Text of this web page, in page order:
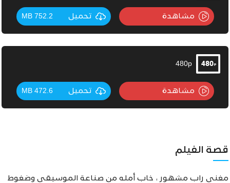
مشاهدة تحميل 752.2 MB
480p
مشاهدة تحميل 472.6 MB
قصة الفيلم
مغني راب مشهور ، خاب أمله من صناعة الموسيقى وضغوط